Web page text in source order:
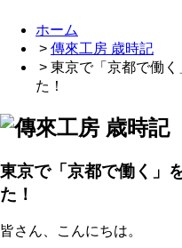
ホーム
> 傳來工房 歳時記
> 東京で「京都で働
た！
東京で「京都で働く」
た！
皆さん、こんにちは。